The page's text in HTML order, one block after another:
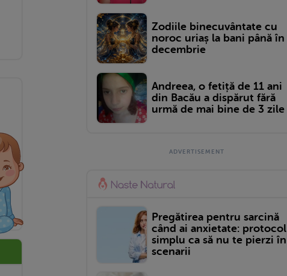
Zodiile binecuvântate cu
noroc uriaș la bani până în
decembrie
Andreea, o fetiță de 11 ani
din Bacău a dispărut fără
urmă de mai bine de 3 zile
Pregătirea pentru sarcină
când ai anxietate: protocol
simplu ca să nu te pierzi în
scenarii